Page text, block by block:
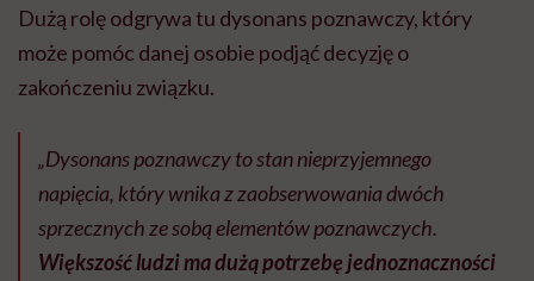
Dużą rolę odgrywa tu dysonans poznawczy, który
może pomóc danej osobie podjąć decyzję o
zakończeniu związku.
„Dysonans poznawczy to stan nieprzyjemnego
napięcia, który wnika z zaobserwowania dwóch
sprzecznych ze sobą elementów poznawczych.
Większość ludzi ma dużą potrzebę jednoznaczności